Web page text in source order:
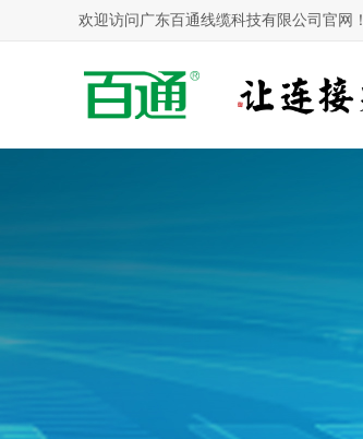
欢迎访问广东百通线缆科技有限公司官网！